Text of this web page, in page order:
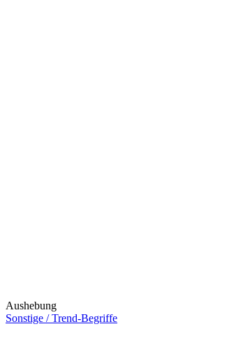
Aushebung
Sonstige / Trend-Begriffe